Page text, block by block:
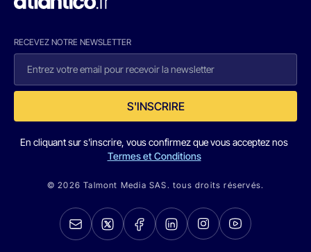
RECEVEZ NOTRE NEWSLETTER
S'INSCRIRE
En cliquant sur s'inscrire, vous confirmez que vous acceptez nos
Termes et Conditions
© 2026 Talmont Media SAS. tous droits réservés.